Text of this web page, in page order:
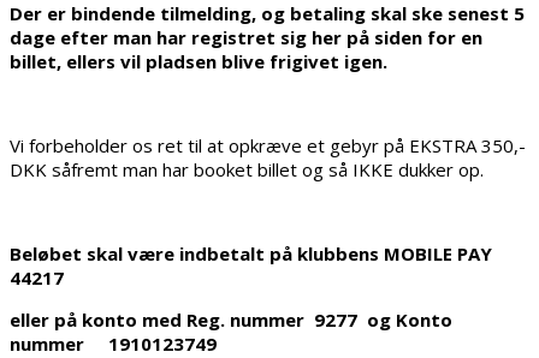
Der er bindende tilmelding, og betaling skal ske senest 5
dage efter man har registret sig her på siden for en
billet, ellers vil pladsen blive frigivet igen.
Vi forbeholder os ret til at opkræve et gebyr på EKSTRA 350,-
DKK såfremt man har booket billet og så IKKE dukker op.
Beløbet skal være indbetalt på klubbens MOBILE PAY
44217
eller på konto med Reg. nummer 9277 og Konto
nummer 1910123749